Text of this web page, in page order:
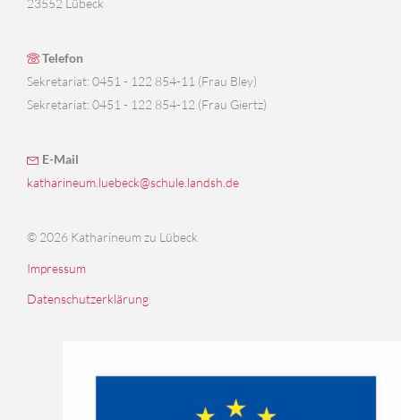
23552 Lübeck
Telefon
Sekretariat: 0451 - 122 854-11 (Frau Bley)
Sekretariat: 0451 - 122 854-12 (Frau Giertz)
E-Mail
katharineum.luebeck@schule.landsh.de
© 2026 Katharineum zu Lübeck
Impressum
Datenschutzerklärung